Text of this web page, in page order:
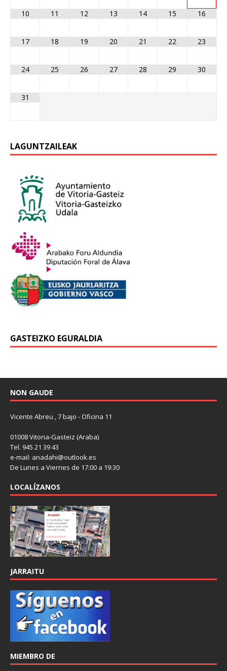
10 11 12 13 14 15 16
17 18 19 20 21 22 23
24 25 26 27 28 29 30
31
LAGUNTZAILEAK
GASTEIZKO EGURALDIA
NON GAUDE
Vicente Abreu , 7 bajo - Oficina 11
01008 Vitoria-Gasteiz (Araba)
Tel. 945 21 39 43
e-mail: anadahi@outlook.es
De Lunes a Viernes de 17:00 a 19:30
LOCALÍZANOS
JARRAITU
MIEMBRO DE